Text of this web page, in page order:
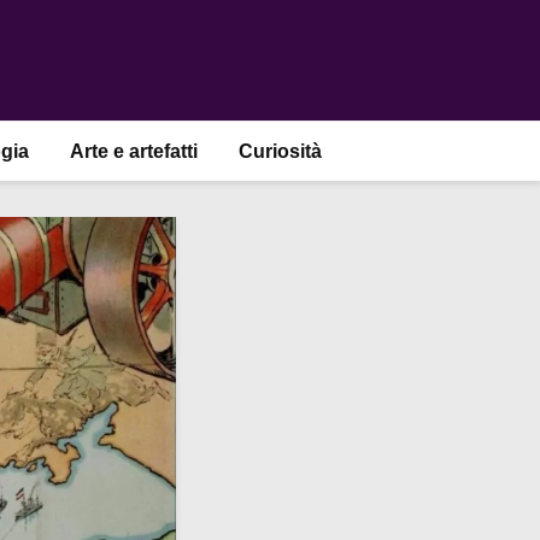
Arte e artefatti Curiosità